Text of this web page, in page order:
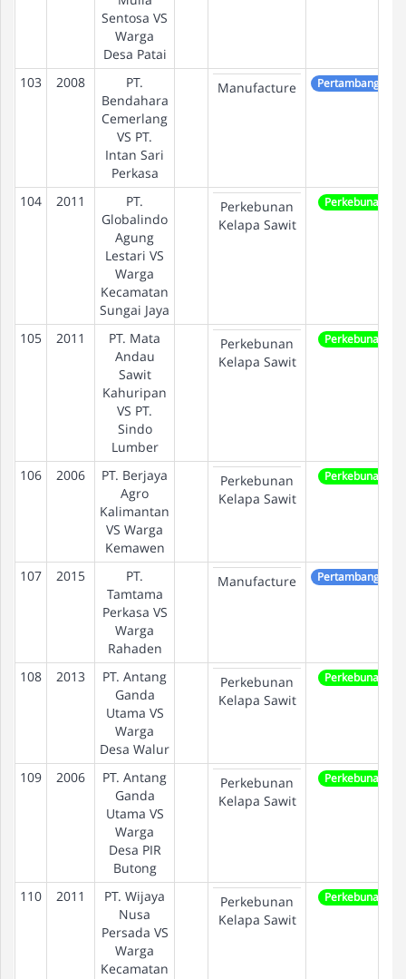
Sentosa VS
Warga
Desa Patai
103 2008
PT.
Bendahara
Cemerlang
VS PT.
Intan Sari
Perkasa
Manufacture Pertambangan
104 2011
PT.
Globalindo
Agung
Lestari VS
Warga
Kecamatan
Sungai Jaya
Perkebunan
Kelapa Sawit
Perkebunan
105 2011
PT. Mata
Andau
Sawit
Kahuripan
VS PT.
Sindo
Lumber
Perkebunan
Kelapa Sawit
Perkebunan
106 2006
PT. Berjaya
Agro
Kalimantan
VS Warga
Kemawen
Perkebunan
Kelapa Sawit
Perkebunan
107 2015
PT.
Tamtama
Perkasa VS
Warga
Rahaden
Manufacture Pertambangan
108 2013
PT. Antang
Ganda
Utama VS
Warga
Desa Walur
Perkebunan
Kelapa Sawit
Perkebunan
109 2006
PT. Antang
Ganda
Utama VS
Warga
Desa PIR
Butong
Perkebunan
Kelapa Sawit
Perkebunan
110 2011
PT. Wijaya
Nusa
Persada VS
Warga
Kecamatan
Perkebunan
Kelapa Sawit
Perkebunan